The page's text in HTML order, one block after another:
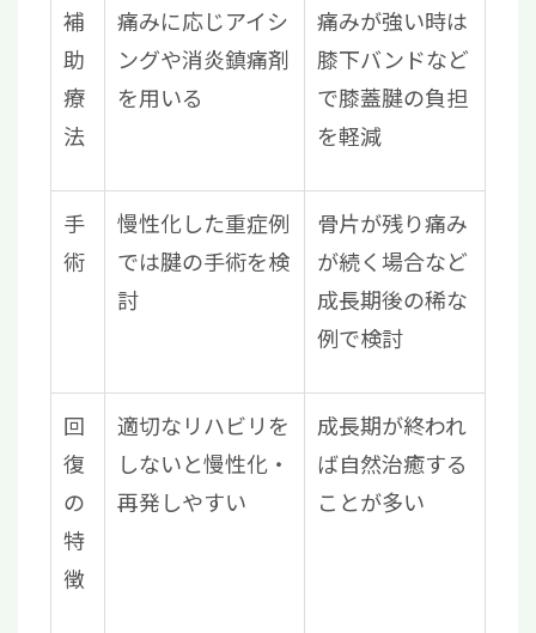
補
助
療
法
痛みに応じアイシ
ングや消炎鎮痛剤
を用いる
痛みが強い時は
膝下バンドなど
で膝蓋腱の負担
を軽減
手
術
慢性化した重症例
では腱の手術を検
討
骨片が残り痛み
が続く場合など
成長期後の稀な
例で検討
回
復
の
特
徴
適切なリハビリを
しないと慢性化・
再発しやすい
成長期が終われ
ば自然治癒する
ことが多い